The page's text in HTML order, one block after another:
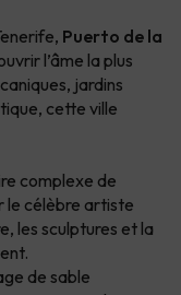
Puerto de la
l’âme la plus
jardins
cette ville
complexe de
le célèbre artiste
les sculptures et la
de sable